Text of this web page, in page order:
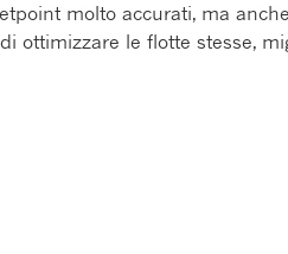
molto accurati, ma
ottimizzare le flotte stesse,